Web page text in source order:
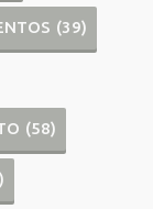
(39)
(58)